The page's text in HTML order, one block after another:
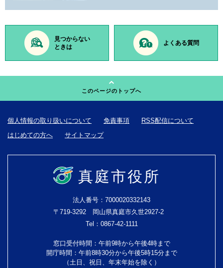
見つからない
ときは
よくある質問
このページのトップへ
個人情報の取り扱いについて 免責事項
RSS配信について
はじめての方へ
サイトマップ
真庭市役所
法人番号：7000020332143
〒719-3292 岡山県真庭市久世2927-2
Tel：0867-42-1111
窓口受付時間：午前9時から午後4時まで
開庁時間：午前8時30分から午後5時15分まで
（土日、祝日、年末年始を除く）